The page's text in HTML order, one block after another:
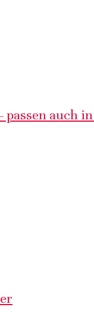
passen auch